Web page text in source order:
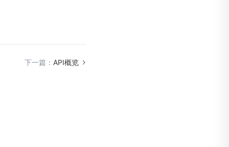
下一篇： API概览